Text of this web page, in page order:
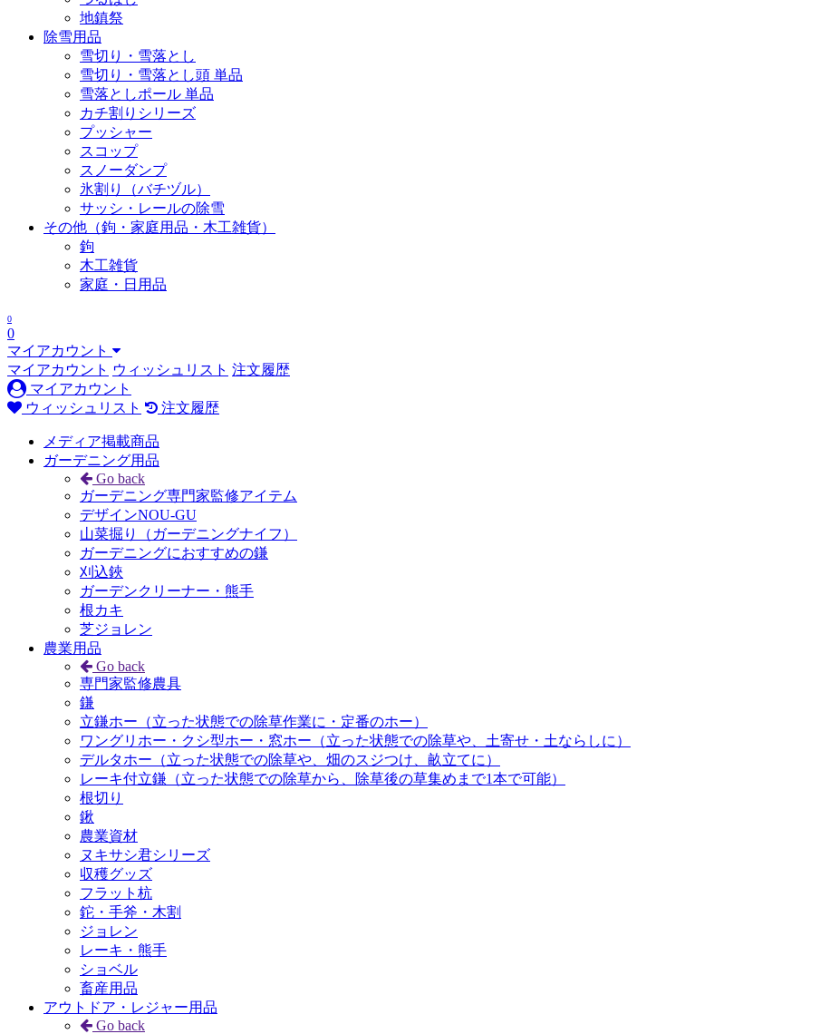
地鎮祭
除雪用品
雪切り・雪落とし
雪切り・雪落とし頭 単品
雪落としポール 単品
カチ割りシリーズ
プッシャー
スコップ
スノーダンプ
氷割り（バチヅル）
サッシ・レールの除雪
その他（鉤・家庭用品・木工雑貨）
鉤
木工雑貨
家庭・日用品
0
0
マイアカウント
マイアカウント ウィッシュリスト 注文履歴
マイアカウント
ウィッシュリスト
注文履歴
メディア掲載商品
ガーデニング用品
Go back
ガーデニング専門家監修アイテム
デザインNOU-GU
山菜掘り（ガーデニングナイフ）
ガーデニングにおすすめの鎌
刈込鋏
ガーデンクリーナー・熊手
根カキ
芝ジョレン
農業用品
Go back
専門家監修農具
鎌
立鎌ホー（立った状態での除草作業に・定番のホー）
ワングリホー・クシ型ホー・窓ホー（立った状態での除草や、土寄せ・土ならしに）
デルタホー（立った状態での除草や、畑のスジつけ、畝立てに）
レーキ付立鎌（立った状態での除草から、除草後の草集めまで1本で可能）
根切り
鍬
農業資材
ヌキサシ君シリーズ
収穫グッズ
フラット杭
鉈・手斧・木割
ジョレン
レーキ・熊手
ショベル
畜産用品
アウトドア・レジャー用品
Go back